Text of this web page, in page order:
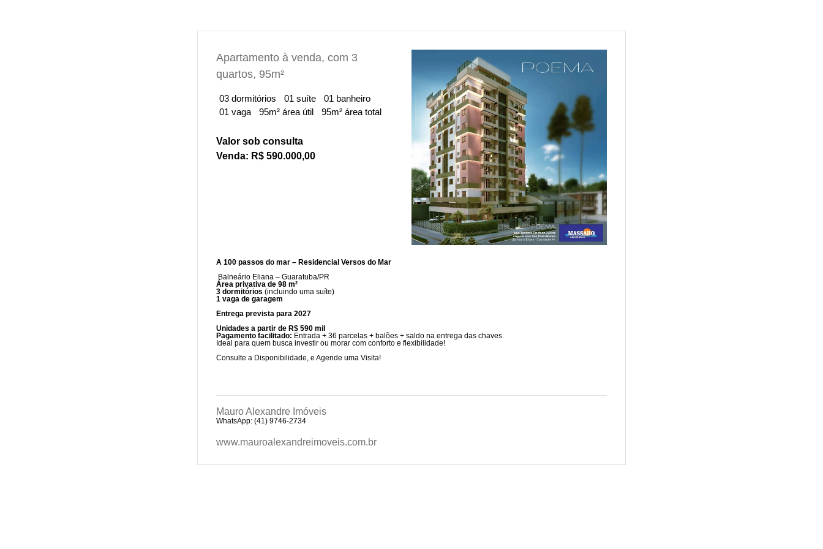
Apartamento à venda, com 3
quartos, 95m²
03 dormitórios 01 suíte
01 banheiro
01 vaga
95m² área útil 95m² área total
Valor sob consulta
Venda: R$ 590.000,00
A 100 passos do mar – Residencial Versos do Mar
Balneário Eliana – Guaratuba/PR
Área privativa de 98 m²
3 dormitórios (incluindo uma suíte)
1 vaga de garagem
Entrega prevista para 2027
Unidades a partir de R$ 590 mil
Pagamento facilitado: Entrada + 36 parcelas + balões + saldo na entrega das chaves.
Ideal para quem busca investir ou morar com conforto e flexibilidade!
Consulte a Disponibilidade, e Agende uma Visita!
Mauro Alexandre Imóveis
WhatsApp: (41) 9746-2734
www.mauroalexandreimoveis.com.br